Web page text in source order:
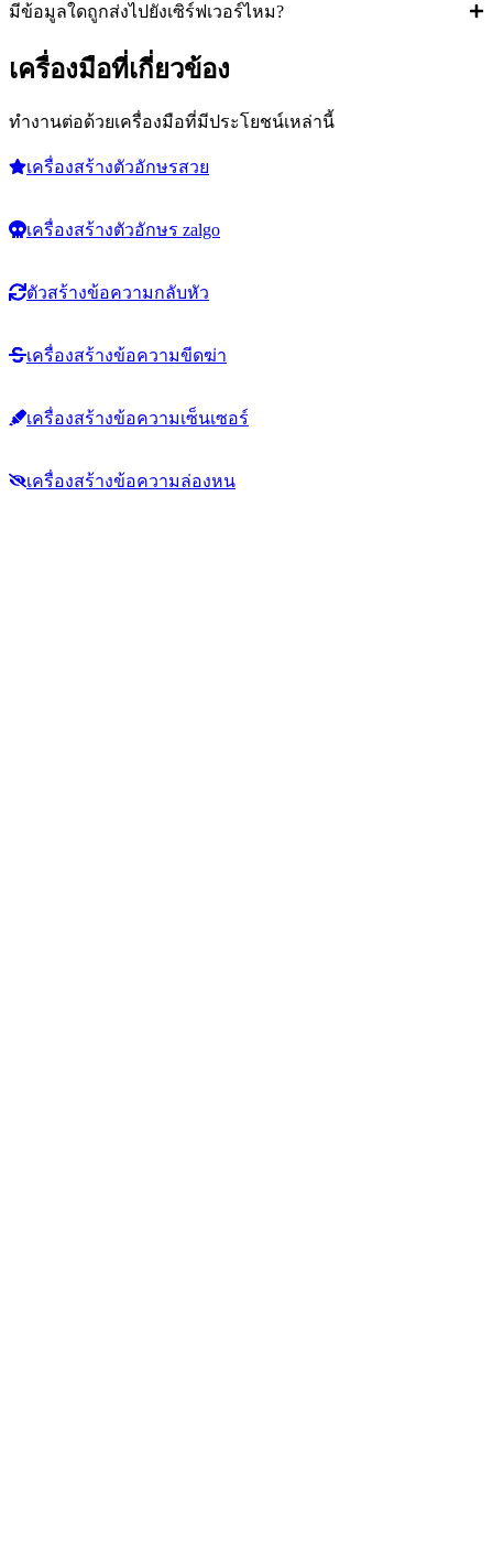
มีข้อมูลใดถูกส่งไปยังเซิร์ฟเวอร์ไหม?
เครื่องมือที่เกี่ยวข้อง
ทำงานต่อด้วยเครื่องมือที่มีประโยชน์เหล่านี้
เครื่องสร้างตัวอักษรสวย
เครื่องสร้างตัวอักษร zalgo
ตัวสร้างข้อความกลับหัว
เครื่องสร้างข้อความขีดฆ่า
เครื่องสร้างข้อความเซ็นเซอร์
เครื่องสร้างข้อความล่องหน